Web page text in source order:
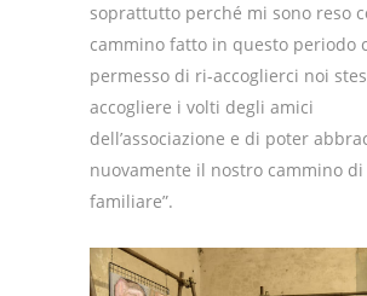
soprattutto perché mi sono reso
cammino fatto in questo periodo
permesso di ri-accoglierci noi
accogliere i volti degli amici
dell’associazione e di poter
nuovamente il nostro cammino di
familiare”.